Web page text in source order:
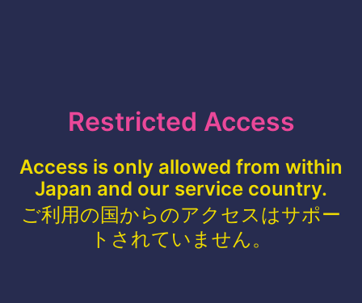
Restricted Access
Access is only allowed from within
Japan and our service country.
ご利用の国からのアクセスはサポー
トされていません。